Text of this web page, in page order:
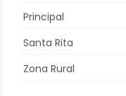
Principal
Santa Rita
Zona Rural